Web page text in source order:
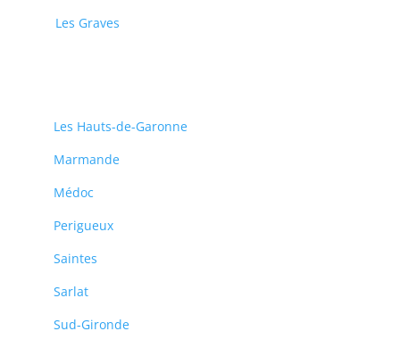
Les Graves
Les Hauts-de-Garonne
Marmande
Médoc
Perigueux
Saintes
Sarlat
Sud-Gironde